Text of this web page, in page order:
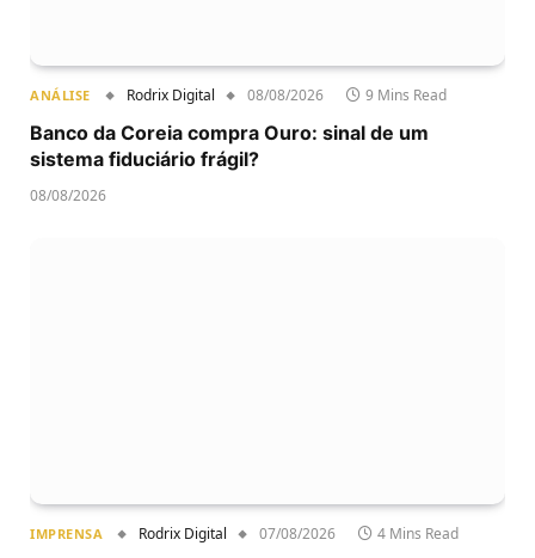
ANÁLISE Rodrix Digital 08/08/2026 9 Mins Read
Banco da Coreia compra Ouro: sinal de um
sistema fiduciário frágil?
08/08/2026
IMPRENSA Rodrix Digital 07/08/2026 4 Mins Read